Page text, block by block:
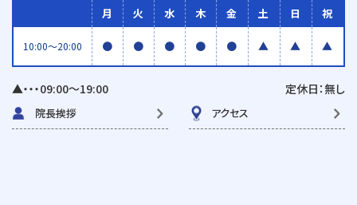
月 火 水 木 金 土 日 祝
10:00〜20:00 ● ● ● ● ● ▲ ▲ ▲
▲・・・09:00〜19:00 定休日：無し
院長挨拶 アクセス